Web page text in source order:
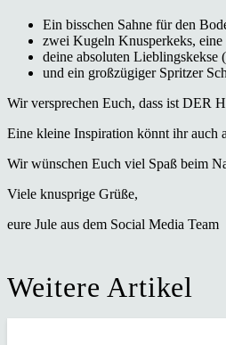
Ein bisschen Sahne für den
zwei Kugeln Knusperkeks,
deine absoluten Lieblingskekse
und ein großzügiger Spritzer
Wir versprechen Euch, dass ist DER
Eine kleine Inspiration könnt ihr auch
Wir wünschen Euch viel Spaß beim
Viele knusprige Grüße,
eure Jule aus dem Social Media Team
Weitere Artikel